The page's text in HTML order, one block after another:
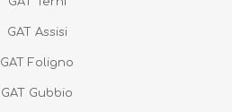
GAT Assisi
GAT Foligno
GAT Gubbio